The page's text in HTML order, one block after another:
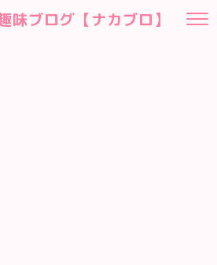
味ブログ【ナカブロ】